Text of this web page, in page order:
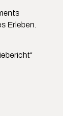
Erleben.